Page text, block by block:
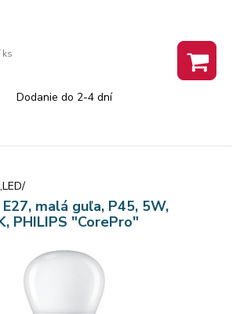
ks
Dodanie do 2-4 dní
E27, malá guľa, P45, 5W,
PHILIPS "CorePro"